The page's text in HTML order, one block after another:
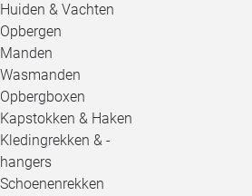
Huiden & Vachten
Opbergen
Manden
Wasmanden
Opbergboxen
Kapstokken & Haken
Kledingrekken & -
hangers
Schoenenrekken